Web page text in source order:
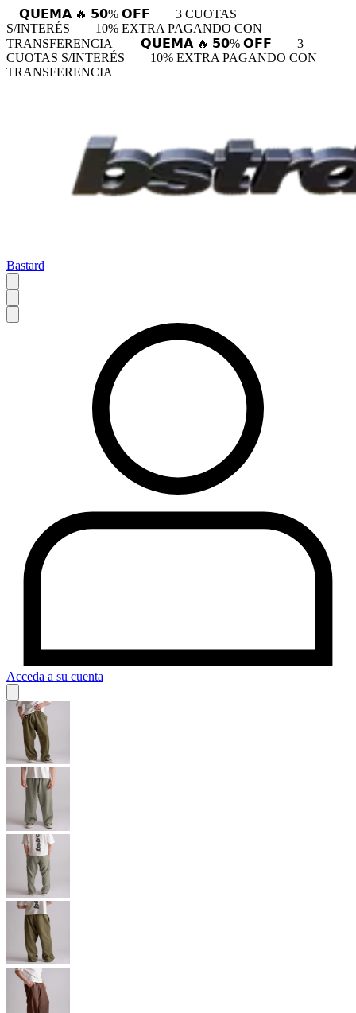
𝗤𝗨𝗘𝗠𝗔 🔥 𝟱𝟬% 𝗢𝗙𝗙
3 CUOTAS
S/INTERÉS
10% EXTRA PAGANDO CON
TRANSFERENCIA
𝗤𝗨𝗘𝗠𝗔 🔥 𝟱𝟬% 𝗢𝗙𝗙
3
CUOTAS S/INTERÉS
10% EXTRA PAGANDO CON
TRANSFERENCIA
Bastard
Acceda a su cuenta